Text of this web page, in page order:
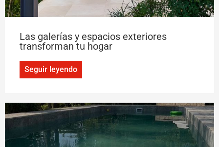
Las galerías y espacios exteriores
transforman tu hogar
Seguir leyendo